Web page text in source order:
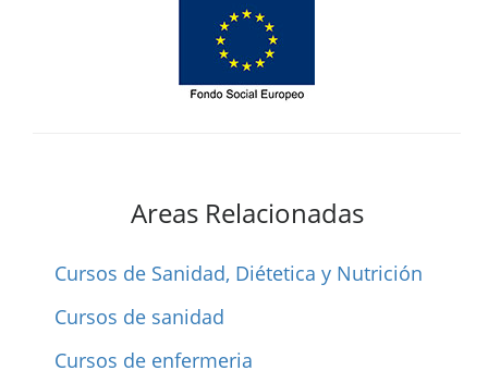
Areas Relacionadas
Cursos de Sanidad, Diétetica y Nutrición
Cursos de sanidad
Cursos de enfermeria